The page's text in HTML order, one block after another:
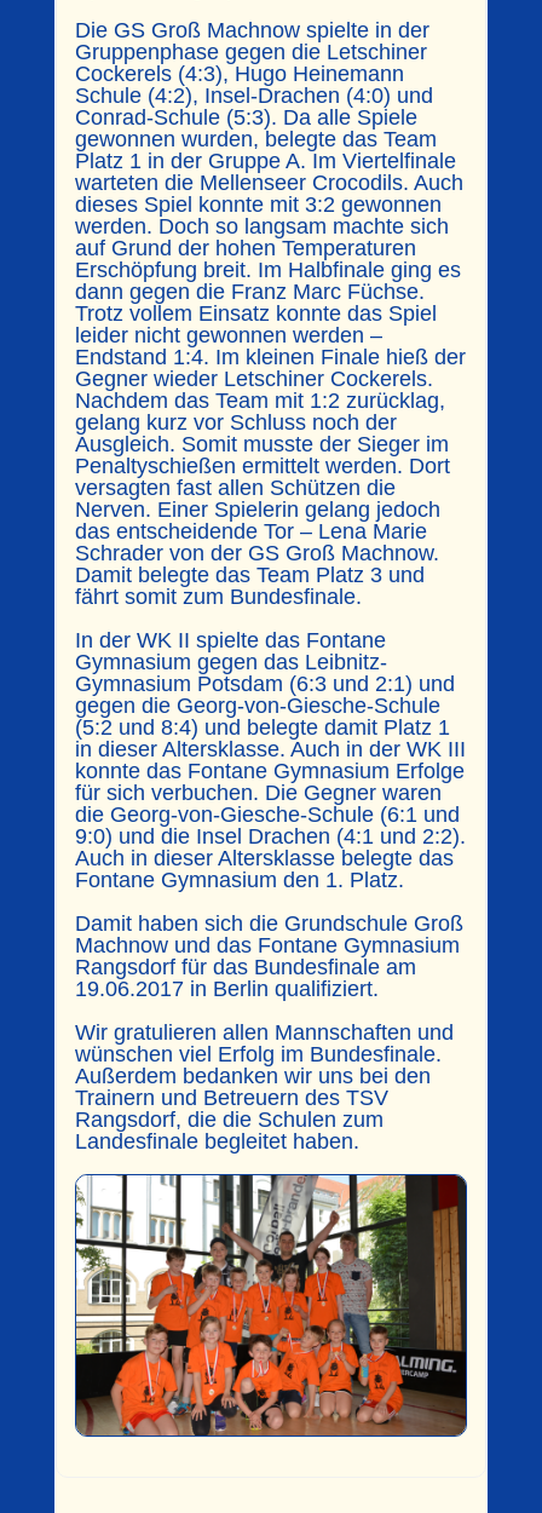
Die GS Groß Machnow spielte in der
Gruppenphase gegen die Letschiner
Cockerels (4:3), Hugo Heinemann
Schule (4:2), Insel-Drachen (4:0) und
Conrad-Schule (5:3). Da alle Spiele
gewonnen wurden, belegte das Team
Platz 1 in der Gruppe A. Im Viertelfinale
warteten die Mellenseer Crocodils. Auch
dieses Spiel konnte mit 3:2 gewonnen
werden. Doch so langsam machte sich
auf Grund der hohen Temperaturen
Erschöpfung breit. Im Halbfinale ging es
dann gegen die Franz Marc Füchse.
Trotz vollem Einsatz konnte das Spiel
leider nicht gewonnen werden –
Endstand 1:4. Im kleinen Finale hieß der
Gegner wieder Letschiner Cockerels.
Nachdem das Team mit 1:2 zurücklag,
gelang kurz vor Schluss noch der
Ausgleich. Somit musste der Sieger im
Penaltyschießen ermittelt werden. Dort
versagten fast allen Schützen die
Nerven. Einer Spielerin gelang jedoch
das entscheidende Tor – Lena Marie
Schrader von der GS Groß Machnow.
Damit belegte das Team Platz 3 und
fährt somit zum Bundesfinale.
In der WK II spielte das Fontane
Gymnasium gegen das Leibnitz-
Gymnasium Potsdam (6:3 und 2:1) und
gegen die Georg-von-Giesche-Schule
(5:2 und 8:4) und belegte damit Platz 1
in dieser Altersklasse. Auch in der WK III
konnte das Fontane Gymnasium Erfolge
für sich verbuchen. Die Gegner waren
die Georg-von-Giesche-Schule (6:1 und
9:0) und die Insel Drachen (4:1 und 2:2).
Auch in dieser Altersklasse belegte das
Fontane Gymnasium den 1. Platz.
Damit haben sich die Grundschule Groß
Machnow und das Fontane Gymnasium
Rangsdorf für das Bundesfinale am
19.06.2017 in Berlin qualifiziert.
Wir gratulieren allen Mannschaften und
wünschen viel Erfolg im Bundesfinale.
Außerdem bedanken wir uns bei den
Trainern und Betreuern des TSV
Rangsdorf, die die Schulen zum
Landesfinale begleitet haben.